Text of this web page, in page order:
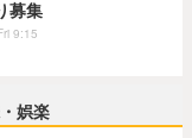
募集
9:15
娯楽